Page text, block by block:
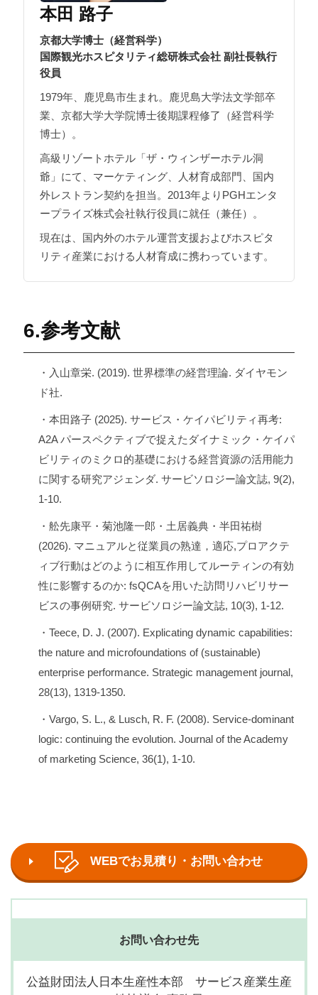
本田 路子
京都大学博士（経営科学）
国際観光ホスピタリティ総研株式会社 副社長執行
役員
1979年、鹿児島市生まれ。鹿児島大学法文学部卒
業、京都大学大学院博士後期課程修了（経営科学
博士）。
高級リゾートホテル「ザ・ウィンザーホテル洞
爺」にて、マーケティング、人材育成部門、国内
外レストラン契約を担当。2013年よりPGHエンタ
ープライズ株式会社執行役員に就任（兼任）。
現在は、国内外のホテル運営支援およびホスピタ
リティ産業における人材育成に携わっています。
6.参考文献
・入山章栄. (2019). 世界標準の経営理論. ダイヤモン
ド社.
・本田路子 (2025). サービス・ケイパビリティ再考:
A2A パースペクティブで捉えたダイナミック・ケイパ
ビリティのミクロ的基礎における経営資源の活用能力
に関する研究アジェンダ. サービソロジー論文誌, 9(2),
1-10.
・舩先康平・菊池隆一郎・土居義典・半田祐樹
(2026). マニュアルと従業員の熟達，適応,プロアクテ
ィブ行動はどのように相互作用してルーティンの有効
性に影響するのか: fsQCAを用いた訪問リハビリサー
ビスの事例研究. サービソロジー論文誌, 10(3), 1-12.
・Teece, D. J. (2007). Explicating dynamic capabilities:
the nature and microfoundations of (sustainable)
enterprise performance. Strategic management journal,
28(13), 1319-1350.
・Vargo, S. L., & Lusch, R. F. (2008). Service-dominant
logic: continuing the evolution. Journal of the Academy
of marketing Science, 36(1), 1-10.
WEBでお見積り・お問い合わせ
お問い合わせ先
公益財団法人日本生産性本部 サービス産業生産